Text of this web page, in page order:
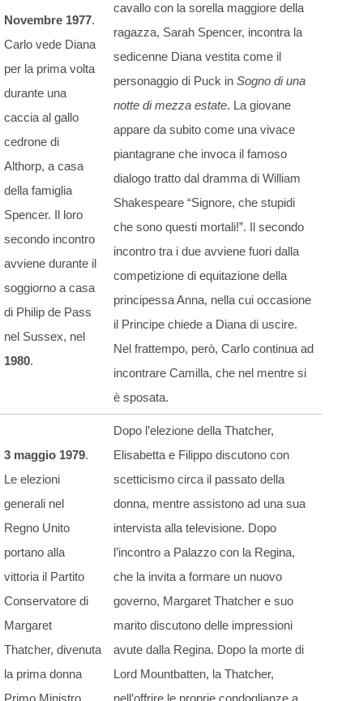
Novembre 1977.
Carlo vede Diana
per la prima volta
durante una
caccia al gallo
cedrone di
Althorp, a casa
della famiglia
Spencer. Il loro
secondo incontro
avviene durante il
soggiorno a casa
di Philip de Pass
nel Sussex, nel
1980.
cavallo con la sorella maggiore della
ragazza, Sarah Spencer, incontra la
sedicenne Diana vestita come il
personaggio di Puck in Sogno di una
notte di mezza estate. La giovane
appare da subito come una vivace
piantagrane che invoca il famoso
dialogo tratto dal dramma di William
Shakespeare “Signore, che stupidi
che sono questi mortali!”. Il secondo
incontro tra i due avviene fuori dalla
competizione di equitazione della
principessa Anna, nella cui occasione
il Principe chiede a Diana di uscire.
Nel frattempo, però, Carlo continua ad
incontrare Camilla, che nel mentre si
è sposata.
3 maggio 1979.
Le elezioni
generali nel
Regno Unito
portano alla
vittoria il Partito
Conservatore di
Margaret
Thatcher, divenuta
la prima donna
Primo Ministro
Dopo l’elezione della Thatcher,
Elisabetta e Filippo discutono con
scetticismo circa il passato della
donna, mentre assistono ad una sua
intervista alla televisione. Dopo
l’incontro a Palazzo con la Regina,
che la invita a formare un nuovo
governo, Margaret Thatcher e suo
marito discutono delle impressioni
avute dalla Regina. Dopo la morte di
Lord Mountbatten, la Thatcher,
nell’offrire le proprie condoglianze a